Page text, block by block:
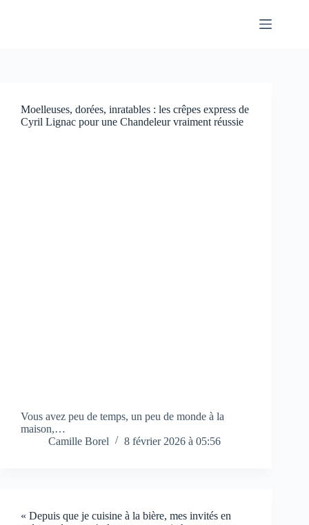
Moelleuses, dorées, inratables : les crêpes express de
Cyril Lignac pour une Chandeleur vraiment réussie
Vous avez peu de temps, un peu de monde à la
maison,…
Camille Borel
8 février 2026 à 05:56
« Depuis que je cuisine à la bière, mes invités en